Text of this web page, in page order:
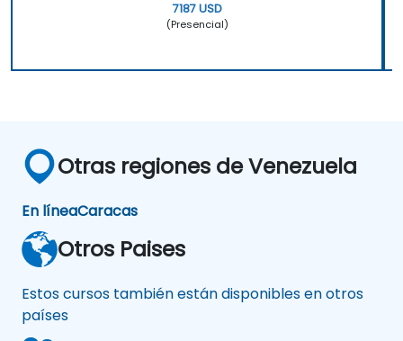
7187 USD
(Presencial)
Otras regiones de Venezuela
En líneaCaracas
Otros Paises
Estos cursos también están disponibles en otros
países